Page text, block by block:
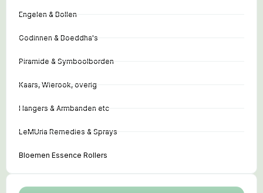
Engelen & Bollen
Godinnen & Boeddha's
Piramide & Symboolborden
Kaars, Wierook, overig
Hangers & Armbanden etc
LeMUria Remedies & Sprays
Bloemen Essence Rollers